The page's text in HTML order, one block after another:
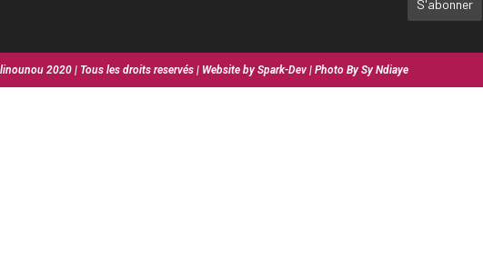
2020 | Tous les droits reservés | Website by Spark-Dev | Photo By Sy Ndiaye